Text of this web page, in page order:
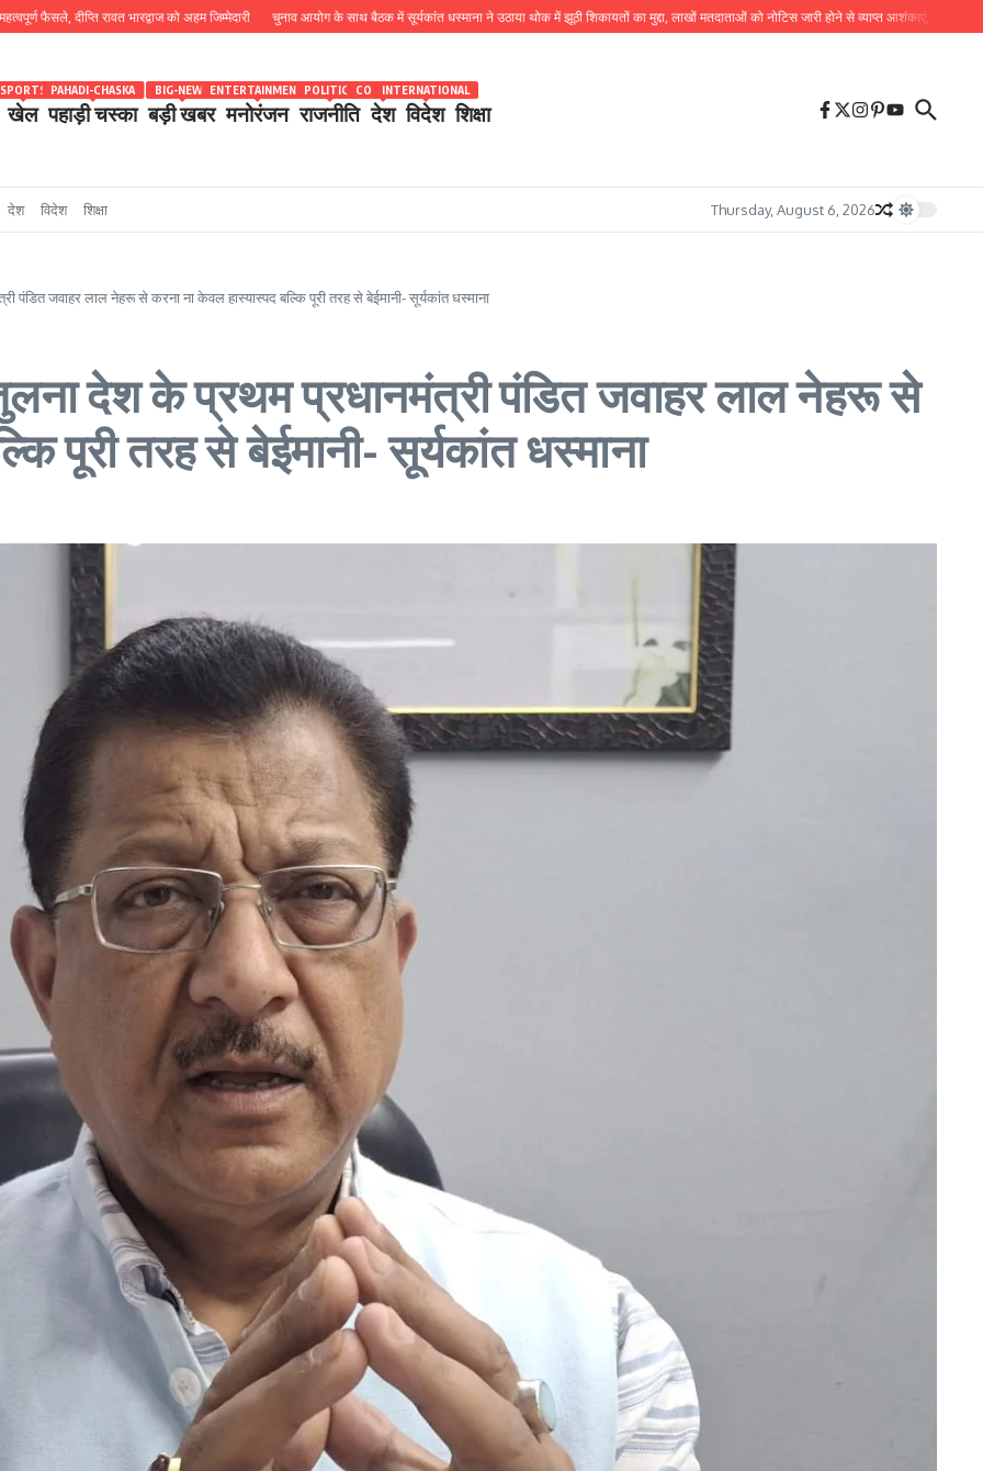
रावत भारद्वाज को अहम जिम्मेदारी चुनाव आयोग के साथ बैठक में सूर्यकांत धस्माना ने उठाया थोक में झूठी शिकायतों का मुद्दा, लाखों मतदाताओं को नोटिस जारी होने से व्याप्त आशंकाएं, वरिष्ठ नागरिकों के
खेल
SPORTS
पहाड़ी चस्का
PAHADI-CHASKA
बड़ी खबर
BIG-NEWS
मनोरंजन
ENTERTAINMENT
राजनीति
POLITICS
देश
COUNTRY
विदेश
INTERNATIONAL
शिक्षा
देश विदेश शिक्षा Thursday, August 6, 2026
पंडित जवाहर लाल नेहरू से करना ना केवल हास्यास्पद बल्कि पूरी तरह से बेईमानी- सूर्यकांत धस्माना
देश के प्रथम प्रधानमंत्री पंडित जवाहर लाल नेहरू से
पूरी तरह से बेईमानी- सूर्यकांत धस्माना